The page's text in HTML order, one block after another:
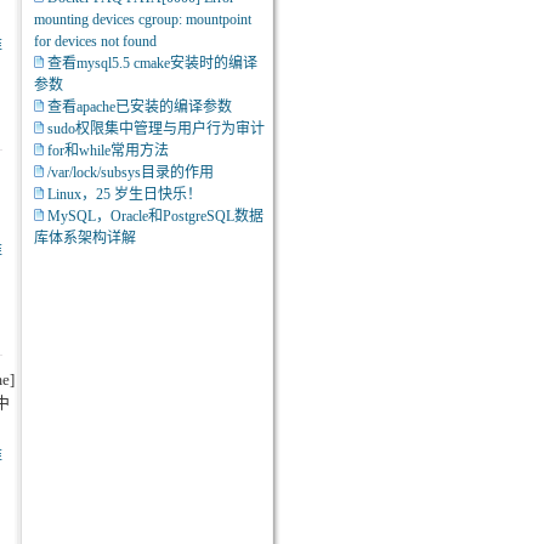
mounting devices cgroup: mountpoint
for devices not found
查看mysql5.5 cmake安装时的编译
参数
查看apache已安装的编译参数
sudo权限集中管理与用户行为审计
for和while常用方法
/var/lock/subsys目录的作用
Linux，25 岁生日快乐！
MySQL，Oracle和PostgreSQL数据
库体系架构详解